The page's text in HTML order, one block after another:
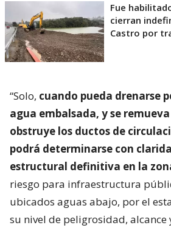
Fue
cierran
Castro por
“Solo, cuando pueda drenarse
agua embalsada, y se
obstruye los ductos de
podrá determinarse con
estructural definitiva en la
riesgo para infraestructura
ubicados aguas abajo, por el
su nivel de peligrosidad,